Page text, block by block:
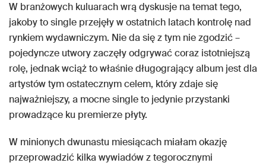
W branżowych kuluarach wrą dyskusje na temat tego,
jakoby to single przejęły w ostatnich latach kontrolę nad
rynkiem wydawniczym. Nie da się z tym nie zgodzić –
pojedyncze utwory zaczęły odgrywać coraz istotniejszą
rolę, jednak wciąż to właśnie długogrający album jest dla
artystów tym ostatecznym celem, który zdaje się
najważniejszy, a mocne single to jedynie przystanki
prowadzące ku premierze płyty.
W minionych dwunastu miesiącach miałam okazję
przeprowadzić kilka wywiadów z tegorocznymi